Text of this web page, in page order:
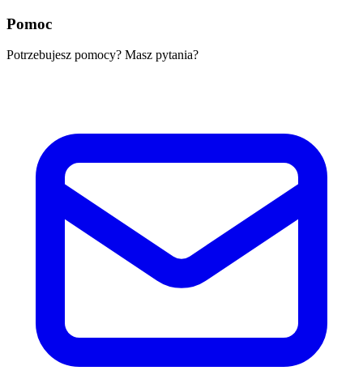
Pomoc
Potrzebujesz pomocy? Masz pytania?